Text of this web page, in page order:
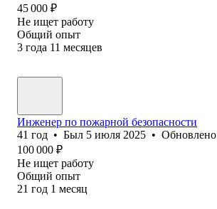
45 000 ₽
Не ищет работу
Общий опыт
3 года 11 месяцев
Инженер по пожарной безопасности
41 год • Был 5 июля 2025 • Обновлено
100 000 ₽
Не ищет работу
Общий опыт
21 год 1 месяц